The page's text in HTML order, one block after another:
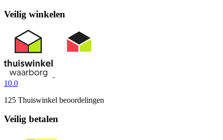
Veilig winkelen
10.0
125 Thuiswinkel beoordelingen
Veilig betalen